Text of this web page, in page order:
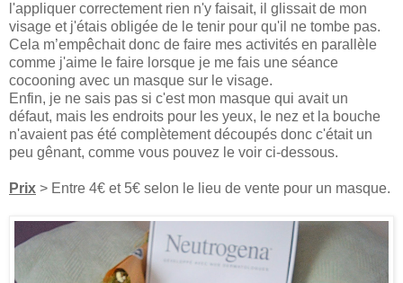
l'appliquer correctement rien n'y faisait, il glissait de mon
visage et j'étais obligée de le tenir pour qu'il ne tombe pas.
Cela m’empêchait donc de faire mes activités en parallèle
comme j'aime le faire lorsque je me fais une séance
cocooning avec un masque sur le visage.
Enfin, je ne sais pas si c'est mon masque qui avait un
défaut, mais les endroits pour les yeux, le nez et la bouche
n'avaient pas été complètement découpés donc c'était un
peu gênant, comme vous pouvez le voir ci-dessous.
Prix > Entre 4€ et 5€ selon le lieu de vente pour un masque.